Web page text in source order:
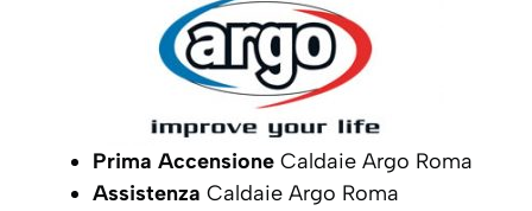
Prima Accensione Caldaie Argo Roma
Assistenza Caldaie Argo Roma